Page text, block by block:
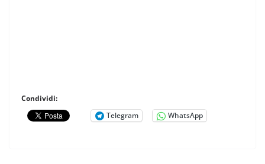
Condividi:
Telegram
WhatsApp